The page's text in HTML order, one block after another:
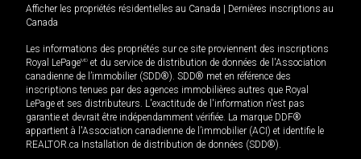
Afficher les propriétés résidentielles au Canada | Dernières inscriptions au
Canada
Les informations des propriétés sur ce site proviennent des inscriptions
Royal LePageMD et du service de distribution de données de l'Association
canadienne de l’immobilier (SDD®). SDD® met en référence des
inscriptions tenues par des agences immobilières autres que Royal
LePage et ses distributeurs. L'exactitude de l'information n'est pas
garantie et devrait être indépendamment vérifiée. La marque DDF®
appartient à l'Association canadienne de l’immobilier (ACI) et identifie le
REALTOR.ca Installation de distribution de données (SDD®).